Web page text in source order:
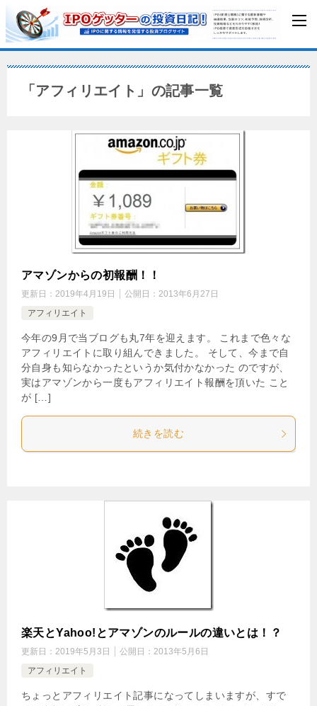
「アフィリエイト」の記事一覧
アマゾンからの初報酬！！
更新日： 2019年4月19日 公開日： 2013年6月27日
アフィリエイト
今年の9月で当ブログも丸7年を迎えます。 これまで色々な
アフィリエイトに取り組んできました。 そして、今まで自
分自身も知らなかったというか気付かなかった のですが、
実はアマゾンから一度もアフィリエイト報酬を頂いた こと
が […]
続きを読む
楽天とYahoo!とアマゾンのルールの違いとは！？
更新日： 2019年5月3日 公開日： 2013年5月6日
アフィリエイト
ちょっとアフィリエイト記事になってしまいますが、すで